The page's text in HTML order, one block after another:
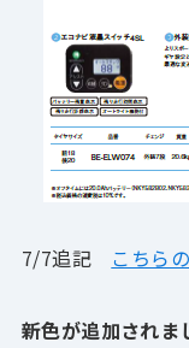
7/7追記 こちら
新色が追加され